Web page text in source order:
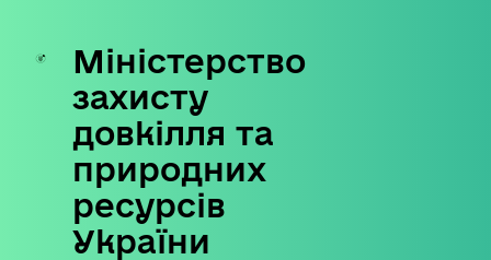
Skip
content
Міністерство
захисту
довкілля та
природних
ресурсів
України